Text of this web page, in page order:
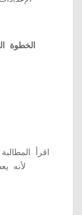
الخطوة
اقرأ
لأنه